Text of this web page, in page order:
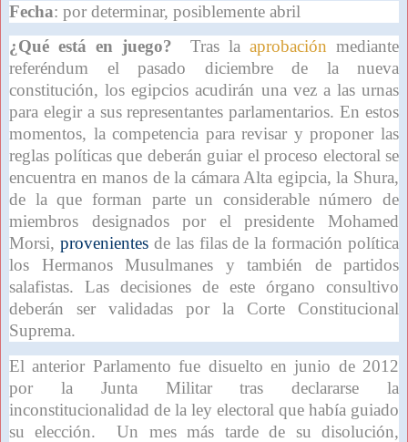
Fecha: por determinar, posiblemente abril
¿Qué está en juego? Tras la aprobación mediante
referéndum el pasado diciembre de la nueva
constitución, los egipcios acudirán una vez a las urnas
para elegir a sus representantes parlamentarios. En estos
momentos, la competencia para revisar y proponer las
reglas políticas que deberán guiar el proceso electoral se
encuentra en manos de la cámara Alta egipcia, la Shura,
de la que forman parte un considerable número de
miembros designados por el presidente Mohamed
Morsi, provenientesde las filas de la formación política
los Hermanos Musulmanes y también de partidos
salafistas. Las decisiones de este órgano consultivo
deberán ser validadas por la Corte Constitucional
Suprema.
El anterior Parlamento fue disuelto en junio de 2012
por la Junta Militar tras declararse la
inconstitucionalidad de la ley electoral que había guiado
su elección. Un mes más tarde de su disolución,